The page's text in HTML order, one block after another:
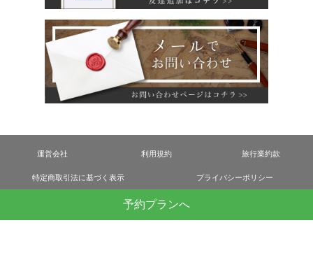
予約プランへ
運営会社 利用規約 旅行業約款
特定商取引法に基づく表示 プライバシーポリシー
無料掲載をご希望のホテル様へ